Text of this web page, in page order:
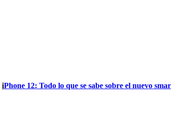
iPhone 12: Todo lo que se sabe sobre el nuevo